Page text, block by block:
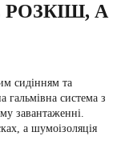
А
сидінням та
система з
завантаженні.
а шумоізоляція